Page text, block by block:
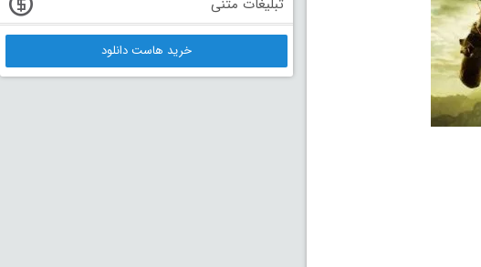
تبلیغات متنی
خرید هاست دانلود